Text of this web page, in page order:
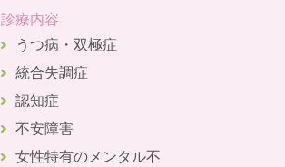
診療内容
うつ病・双極症
統合失調症
認知症
不安障害
女性特有のメンタル不